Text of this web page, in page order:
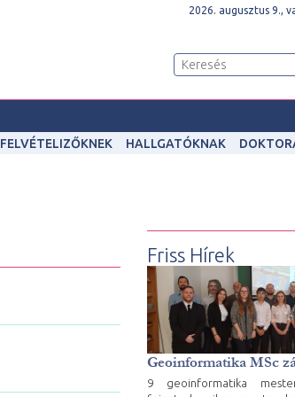
2026. augusztus 9.,
FELVÉTELIZŐKNEK HALLGATÓKNAK
Friss Hírek
Geoinformatika MSc
9 geoinformatika